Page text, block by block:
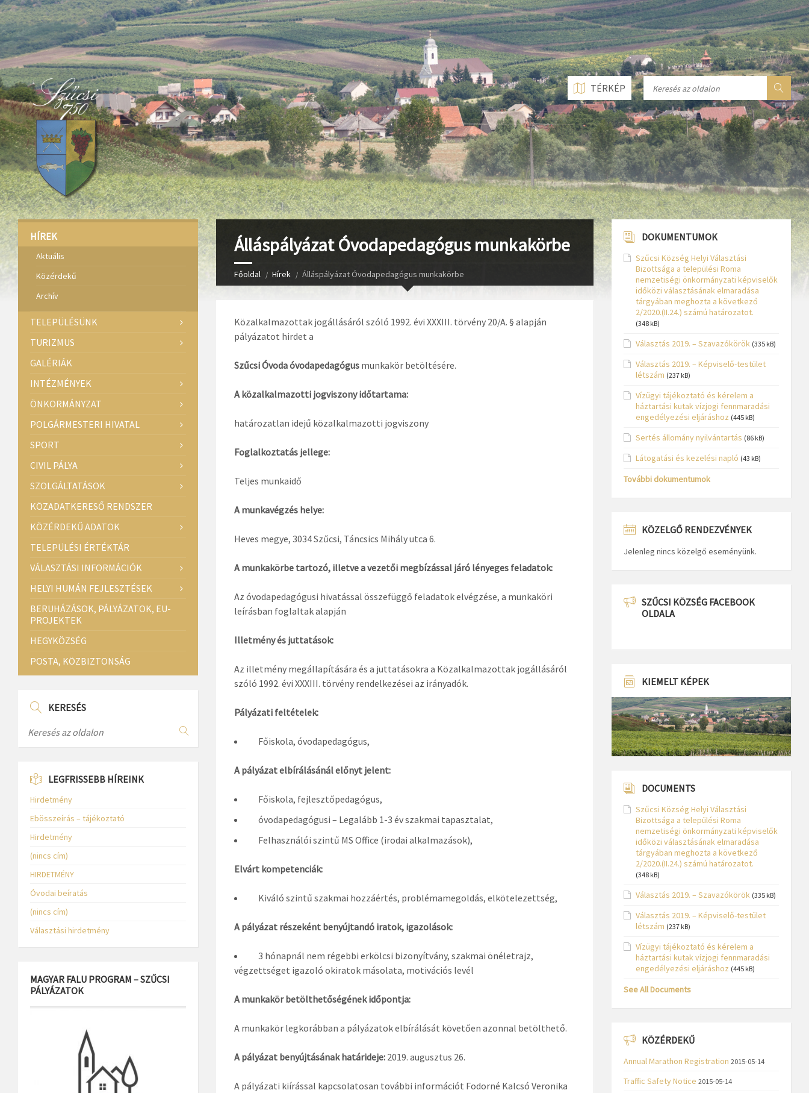
Deprecated: Function create_function() is deprecated in/home/fastvisi/szucsi.hu/wp-content/themes/townpress/functions.phpon line237
Deprecated: Function create_function() is deprecated in/home/fastvisi/szucsi.hu/wp-content/themes/townpress/functions.phpon line282
Deprecated: Function create_function() is deprecated in/home/fastvisi/szucsi.hu/wp-content/themes/townpress/functions.phpon line284
TÉRKÉP
Álláspályázat Óvodapedagógus munkakörbe
Főoldal Hírek Álláspályázat Óvodapedagógus munkakörbe
Közalkalmazottak jogállásáról szóló 1992. évi XXXIII. törvény 20/A. § alapján
pályázatot hirdet a
Szűcsi Óvoda óvodapedagógus munkakör betöltésére.
A közalkalmazotti jogviszony időtartama:
határozatlan idejű közalkalmazotti jogviszony
Foglalkoztatás jellege:
Teljes munkaidő
A munkavégzés helye:
Heves megye, 3034 Szűcsi, Táncsics Mihály utca 6.
A munkakörbe tartozó, illetve a vezetői megbízással járó lényeges feladatok:
Az óvodapedagógusi hivatással összefüggő feladatok elvégzése, a munkaköri
leírásban foglaltak alapján
Illetmény és juttatások:
Az illetmény megállapítására és a juttatásokra a Közalkalmazottak jogállásáról
szóló 1992. évi XXXIII. törvény rendelkezései az irányadók.
Pályázati feltételek:
Főiskola, óvodapedagógus,
A pályázat elbírálásánál előnyt jelent:
Főiskola, fejlesztőpedagógus,
óvodapedagógusi – Legalább 1-3 év szakmai tapasztalat,
Felhasználói szintű MS Office (irodai alkalmazások),
Elvárt kompetenciák:
Kiváló szintű szakmai hozzáértés, problémamegoldás, elkötelezettség,
A pályázat részeként benyújtandó iratok, igazolások:
3 hónapnál nem régebbi erkölcsi bizonyítvány, szakmai önéletrajz,
végzettséget igazoló okiratok másolata, motivációs levél
A munkakör betölthetőségének időpontja:
A munkakör legkorábban a pályázatok elbírálását követően azonnal betölthető.
A pályázat benyújtásának határideje:2019. augusztus 26.
A pályázati kiírással kapcsolatosan további információt Fodorné Kalcsó Veronika
HÍREK
Aktuális
Közérdekű
Archív
TELEPÜLÉSÜNK
TURIZMUS
GALÉRIÁK
INTÉZMÉNYEK
ÖNKORMÁNYZAT
POLGÁRMESTERI HIVATAL
SPORT
CIVIL PÁLYA
SZOLGÁLTATÁSOK
KÖZADATKERESŐ RENDSZER
KÖZÉRDEKŰ ADATOK
TELEPÜLÉSI ÉRTÉKTÁR
VÁLASZTÁSI INFORMÁCIÓK
HELYI HUMÁN FEJLESZTÉSEK
BERUHÁZÁSOK, PÁLYÁZATOK, EU-
PROJEKTEK
HEGYKÖZSÉG
POSTA, KÖZBIZTONSÁG
KERESÉS
LEGFRISSEBB HÍREINK
Hirdetmény
Ebösszeírás – tájékoztató
Hirdetmény
(nincs cím)
HIRDETMÉNY
Óvodai beíratás
(nincs cím)
Választási hirdetmény
MAGYAR FALU PROGRAM – SZŰCSI
PÁLYÁZATOK
DOKUMENTUMOK
Szűcsi Község Helyi Választási
Bizottsága a települési Roma
nemzetiségi önkormányzati képviselők
időközi választásának elmaradása
tárgyában meghozta a következő
2/2020.(II.24.) számú határozatot.
(348 kB)
Választás 2019. – Szavazókörök (335 kB)
Választás 2019. – Képviselő-testület
létszám (237 kB)
Vízügyi tájékoztató és kérelem a
háztartási kutak vízjogi fennmaradási
engedélyezési eljáráshoz (445 kB)
Sertés állomány nyilvántartás (86 kB)
Látogatási és kezelési napló (43 kB)
További dokumentumok
KÖZELGŐ RENDEZVÉNYEK
Jelenleg nincs közelgő eseményünk.
SZŰCSI KÖZSÉG FACEBOOK
OLDALA
KIEMELT KÉPEK
DOCUMENTS
Szűcsi Község Helyi Választási
Bizottsága a települési Roma
nemzetiségi önkormányzati képviselők
időközi választásának elmaradása
tárgyában meghozta a következő
2/2020.(II.24.) számú határozatot.
(348 kB)
Választás 2019. – Szavazókörök (335 kB)
Választás 2019. – Képviselő-testület
létszám (237 kB)
Vízügyi tájékoztató és kérelem a
háztartási kutak vízjogi fennmaradási
engedélyezési eljáráshoz (445 kB)
See All Documents
KÖZÉRDEKŰ
Annual Marathon Registration 2015-05-14
Traffic Safety Notice 2015-05-14